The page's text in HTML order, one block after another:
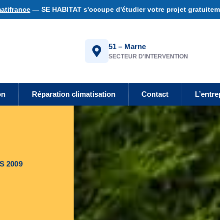
— SE HABITAT s'occupe d'étudier votre projet
51 – Marne
SECTEUR D'INTERVENTION
Réparation climatisation Contact
2009